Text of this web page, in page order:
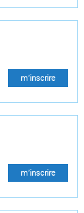
m’inscrire
m’inscrire